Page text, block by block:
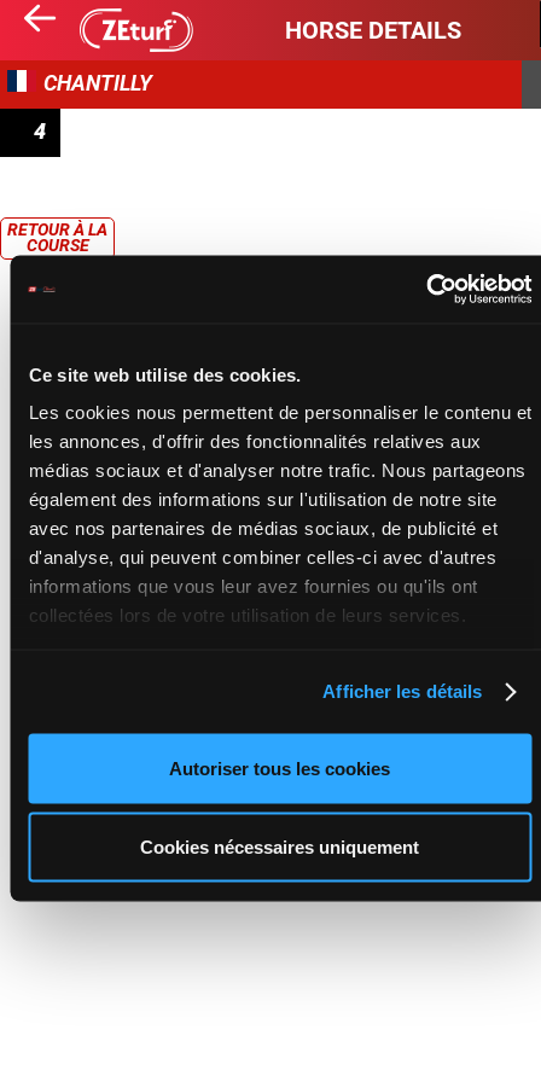
Ce site web utilise des cookies.
Les cookies nous permettent de personnaliser le contenu et
les annonces, d'offrir des fonctionnalités relatives aux
médias sociaux et d'analyser notre trafic. Nous partageons
également des informations sur l'utilisation de notre site
avec nos partenaires de médias sociaux, de publicité et
d'analyse, qui peuvent combiner celles-ci avec d'autres
informations que vous leur avez fournies ou qu'ils ont
collectées lors de votre utilisation de leurs services.
Afficher les détails
Autoriser tous les cookies
Cookies nécessaires uniquement
HORSE DETAILS
CHANTILLY
4
RETOUR À LA
COURSE